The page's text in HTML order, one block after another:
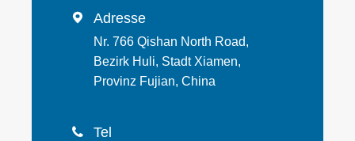
 Adresse
Nr. 766 Qishan North Road,
Bezirk Huli, Stadt Xiamen,
Provinz Fujian, China
 Tel